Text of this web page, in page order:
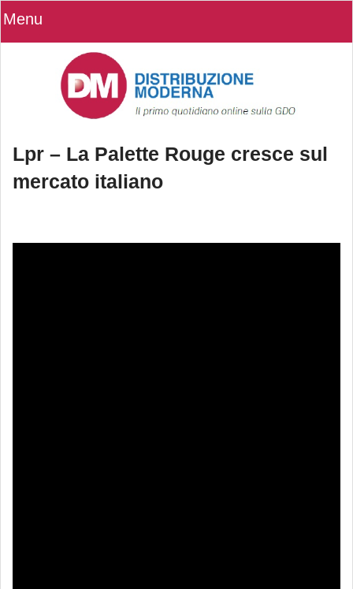
Menu
Lpr – La Palette Rouge cresce sul
mercato italiano
mercato italiano